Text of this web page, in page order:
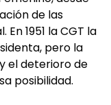
de las
1951 la CGT la
pero la
el deterioro de
posibilidad.